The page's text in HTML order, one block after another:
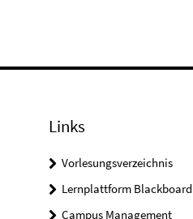
Links
Vorlesungsverzeichnis
Lernplattform Blackboard
Campus Management